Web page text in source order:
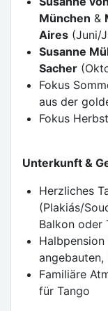
München &
Aires (Juni/
Susanne
Sacher
Fokus
aus der
Fokus
Unterkunft &
Herzliches
(Plakiás/
Balkon oder
Familiäre
für Tango